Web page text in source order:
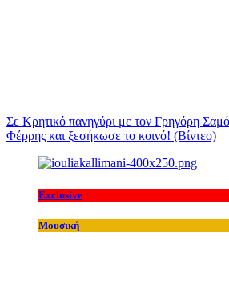
Σε Κρητικό πανηγύρι με τον Γρηγόρη
Φέρρης και ξεσήκωσε το κοινό! (Βίντεο)
Exclusive
Μουσική